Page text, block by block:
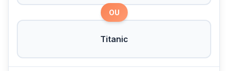
OU
Titanic